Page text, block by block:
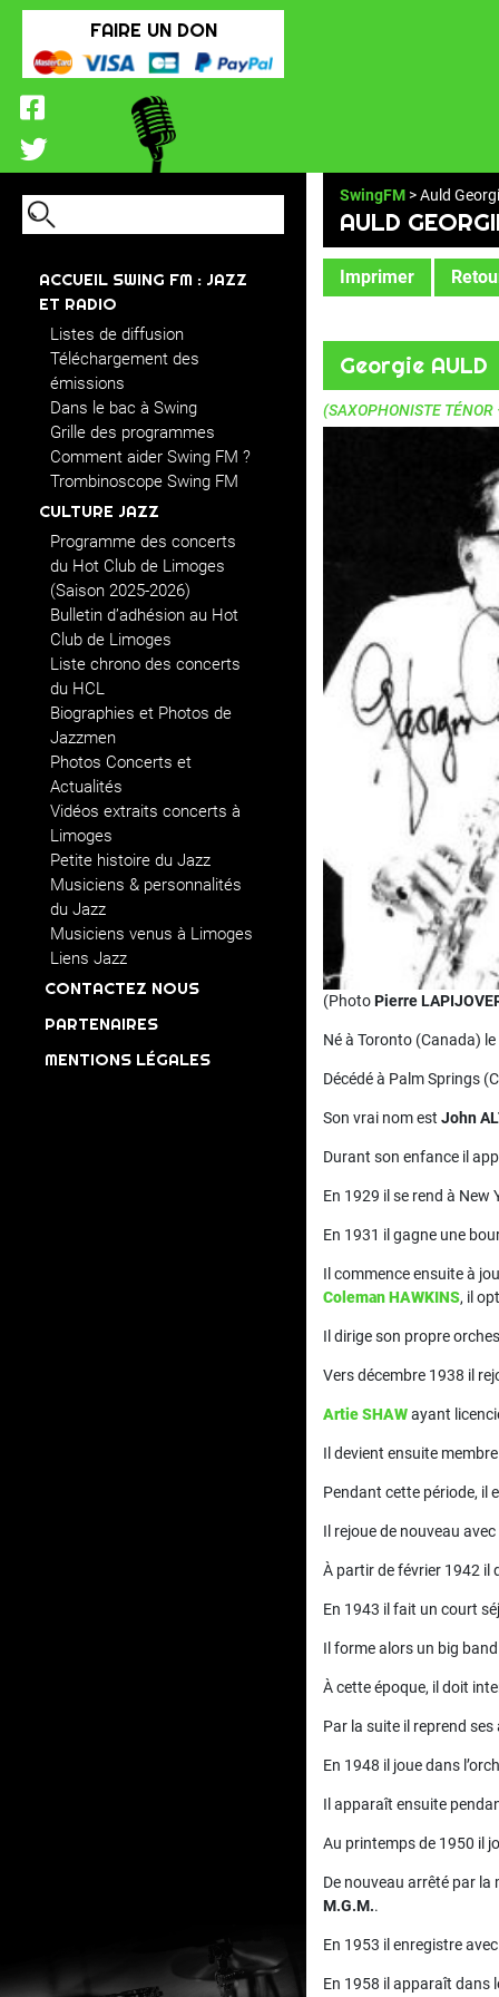
FAIRE UN DON
ACCUEIL SWING FM : JAZZ
ET RADIO
Listes de diffusion
Téléchargement des
émissions
Dans le bac à Swing
Grille des programmes
Comment aider Swing FM ?
Trombinoscope Swing FM
CULTURE JAZZ
Programme des concerts
du Hot Club de Limoges
(Saison 2025-2026)
Bulletin d’adhésion au Hot
Club de Limoges
Liste chrono des concerts
du HCL
Biographies et Photos de
Jazzmen
Photos Concerts et
Actualités
Vidéos extraits concerts à
Limoges
Petite histoire du Jazz
Musiciens & personnalités
du Jazz
Musiciens venus à Limoges
Liens Jazz
CONTACTEZ NOUS
PARTENAIRES
MENTIONS LÉGALES
SwingFM > Auld
AULD
Imprimer
Georgie AULD
(SAXOPHONISTE TÉNOR
(PhotoPierre
Né à Toronto (Canada)
Décédé à Palm Springs
Son vrai nom est John
Durant son enfance il
En 1929 il se rend à New
En 1931 il gagne une
Il commence ensuite à
Coleman HAWKINS, il
Il dirige son propre
Vers décembre 1938 il
Artie SHAWayant
Il devient ensuite
Pendant cette période, il
Il rejoue de nouveau avec
À partir de février 1942 il
En 1943 il fait un court
Il forme alors un big
À cette époque, il doit
Par la suite il reprend
En 1948 il joue dans
Il apparaît ensuite
Au printemps de 1950 il
De nouveau arrêté par la
M.G.M..
En 1953 il enregistre
En 1958 il apparaît dans